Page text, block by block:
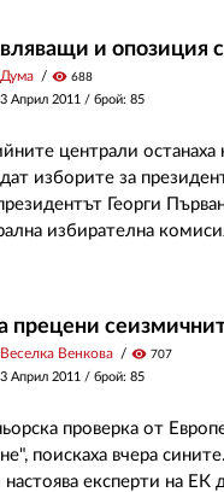
и опозиция
Дума visibility 688
Април 2011 / брой: 85
централи
изборите за
Георги
избирателна
прецени
Веселка Венкова visibility 707
Април 2011 / брой: 85
проверка от
поискаха вчера
настоява експерти на ЕК